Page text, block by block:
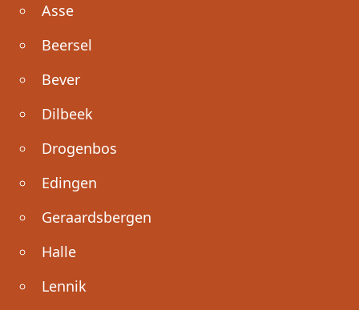
Asse
Beersel
Bever
Dilbeek
Drogenbos
Edingen
Geraardsbergen
Halle
Lennik